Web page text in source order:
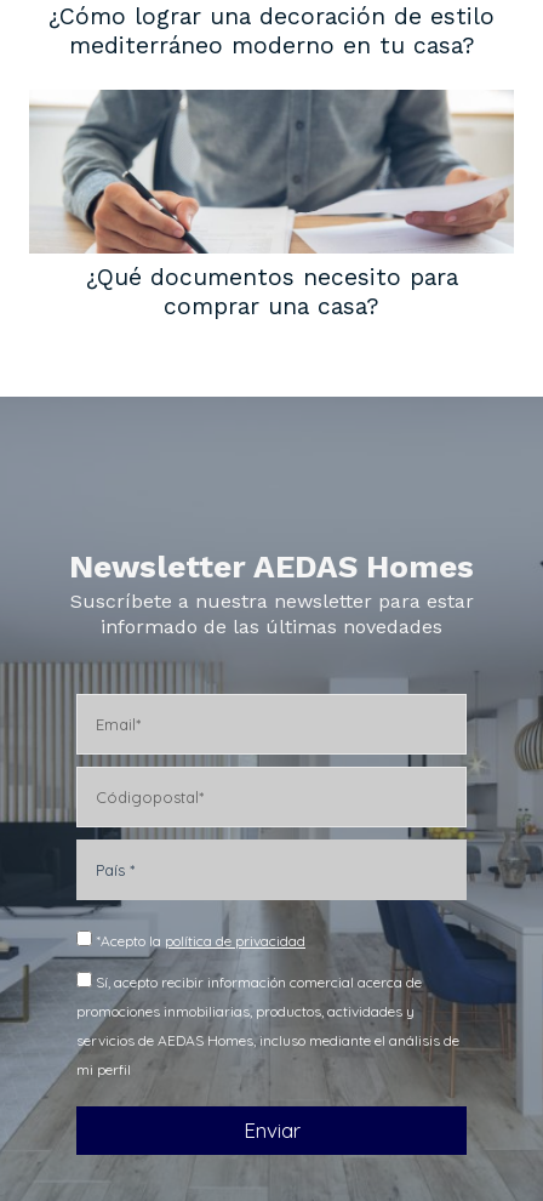
¿Cómo lograr una decoración de estilo
mediterráneo moderno en tu casa?
¿Qué documentos necesito para
comprar una casa?
Newsletter AEDAS Homes
Suscríbete a nuestra newsletter para estar
informado de las últimas novedades